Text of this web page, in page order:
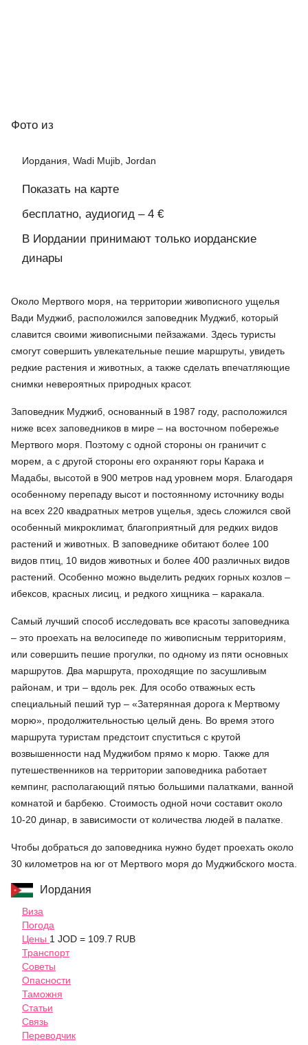
Фото из
Иордания, Wadi Mujib, Jordan
Показать на карте
бесплатно, аудиогид – 4 €
В Иордании принимают только иорданские
динары
Около Мертвого моря, на территории живописного ущелья
Вади Муджиб, расположился заповедник Муджиб, который
славится своими живописными пейзажами. Здесь туристы
смогут совершить увлекательные пешие маршруты, увидеть
редкие растения и животных, а также сделать впечатляющие
снимки невероятных природных красот.
Заповедник Муджиб, основанный в 1987 году, расположился
ниже всех заповедников в мире – на восточном побережье
Мертвого моря. Поэтому с одной стороны он граничит с
морем, а с другой стороны его охраняют горы Карака и
Мадабы, высотой в 900 метров над уровнем моря. Благодаря
особенному перепаду высот и постоянному источнику воды
на всех 220 квадратных метров ущелья, здесь сложился свой
особенный микроклимат, благоприятный для редких видов
растений и животных. В заповеднике обитают более 100
видов птиц, 10 видов животных и более 400 различных видов
растений. Особенно можно выделить редких горных козлов –
ибексов, красных лисиц, и редкого хищника – каракала.
Самый лучший способ исследовать все красоты заповедника
– это проехать на велосипеде по живописным территориям,
или совершить пешие прогулки, по одному из пяти основных
маршрутов. Два маршрута, проходящие по засушливым
районам, и три – вдоль рек. Для особо отважных есть
специальный пеший тур – «Затерянная дорога к Мертвому
морю», продолжительностью целый день. Во время этого
маршрута туристам предстоит спуститься с крутой
возвышенности над Муджибом прямо к морю. Также для
путешественников на территории заповедника работает
кемпинг, располагающий пятью большими палатками, ванной
комнатой и барбекю. Стоимость одной ночи составит около
10-20 динар, в зависимости от количества людей в палатке.
Чтобы добраться до заповедника нужно будет проехать около
30 километров на юг от Мертвого моря до Муджибского моста.
Иордания
Виза
Погода
Цены 1 JOD = 109.7 RUB
Транспорт
Советы
Опасности
Таможня
Статьи
Связь
Переводчик